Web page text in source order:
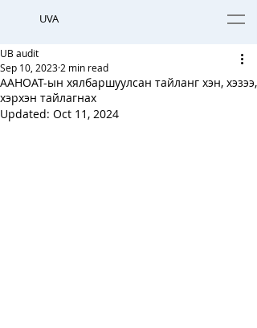
UVA
ААНОАТ-ын хялбаршуулсан тайланг хэн, хэзээ,
хэрхэн тайлагнах
UB audit
Sep 10, 2023 2 min read
Updated: Oct 11, 2024